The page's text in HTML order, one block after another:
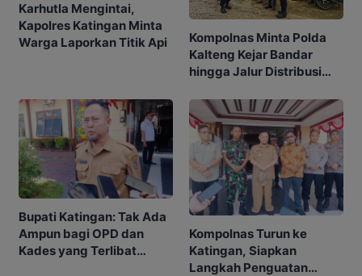
Karhutla Mengintai,
Kapolres Katingan Minta
Warga Laporkan Titik Api
Kompolnas Minta Polda
Kalteng Kejar Bandar
hingga Jalur Distribusi
Bupati Katingan: Tak Ada
Ampun bagi OPD dan
Kades yang Terlibat
Kompolnas Turun ke
Katingan, Siapkan
Langkah Penguatan